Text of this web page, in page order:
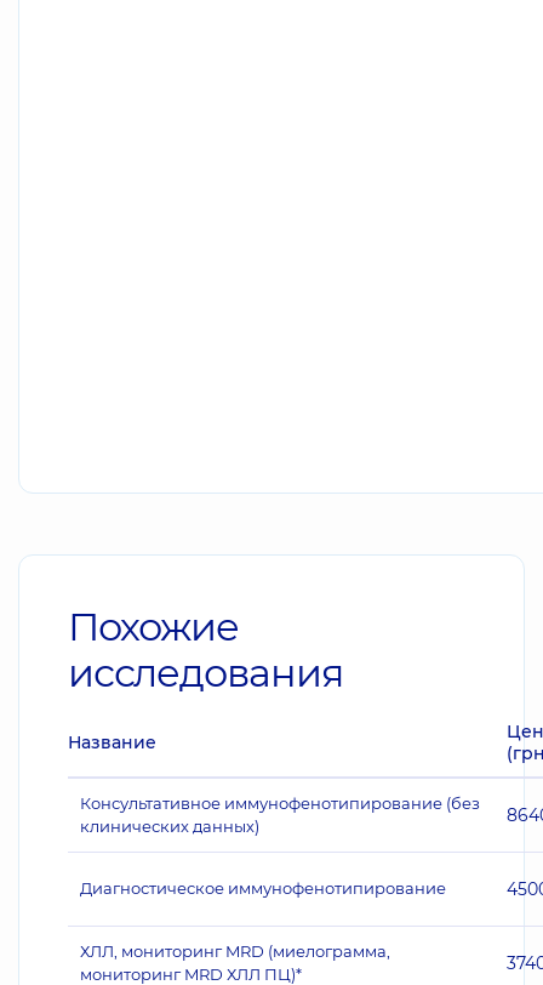
Похожие
исследования
Название
Консультативное иммунофенотипирование (без
клинических данных)
Диагностическое иммунофенотипирование
ХЛЛ, мониторинг MRD (миелограмма,
мониторинг MRD ХЛЛ ПЦ)*